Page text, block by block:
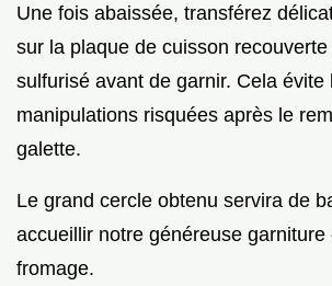
Une fois abaissée, transférez
sur la plaque de cuisson
sulfurisé avant de garnir. Cela évite
manipulations risquées après le
galette.
Le grand cercle obtenu servira de
accueillir notre généreuse
fromage.